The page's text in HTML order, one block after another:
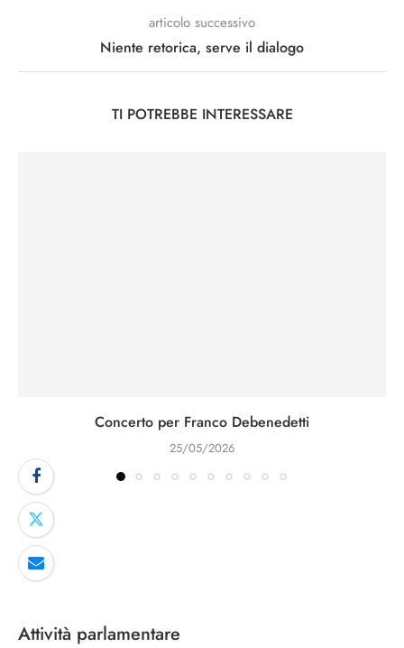
articolo successivo
Niente retorica, serve il dialogo
TI POTREBBE INTERESSARE
Concerto per Franco Debenedetti
25/05/2026
Attività parlamentare